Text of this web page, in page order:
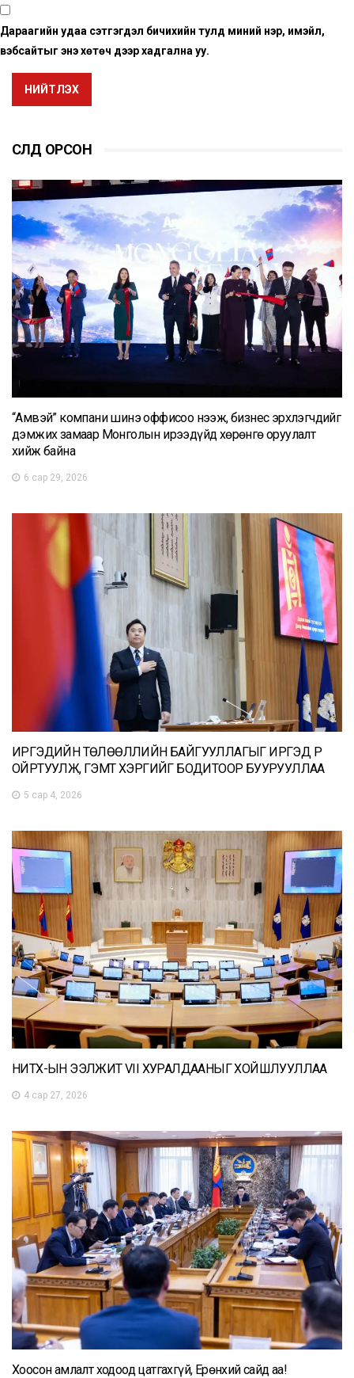
Дараагийн удаа сэтгэгдэл бичихийн тулд миний нэр, имэйл,
вэбсайтыг энэ хөтөч дээр хадгална уу.
НИЙТЛЭХ
СҮҮЛД ОРСОН
“Амвэй” компани шинэ оффисоо нээж, бизнес эрхлэгчдийг
дэмжих замаар Монголын ирээдүйд хөрөнгө оруулалт
хийж байна
6 сар 29, 2026
ИРГЭДИЙН ТӨЛӨӨЛЛИЙН БАЙГУУЛЛАГЫГ ИРГЭД РҮҮ
ОЙРТУУЛЖ, ГЭМТ ХЭРГИЙГ БОДИТООР БУУРУУЛЛАА
5 сар 4, 2026
НИТХ-ЫН ЭЭЛЖИТ VII ХУРАЛДААНЫГ ХОЙШЛУУЛЛАА
4 сар 27, 2026
Хоосон амлалт ходоод цатгахгүй, Ерөнхий сайд аа!